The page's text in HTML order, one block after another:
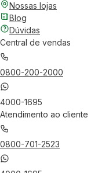
Nossas lojas
Blog
Dúvidas
Central de vendas
0800-200-2000
4000-1695
Atendimento ao cliente
0800-701-2523